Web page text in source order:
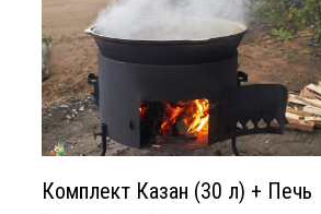
Комплект Казан (30 л) + Печь